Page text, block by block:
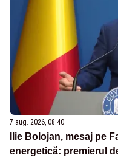
7 aug. 2026, 08:40
Ilie Bolojan, mesaj pe
energetică: premierul